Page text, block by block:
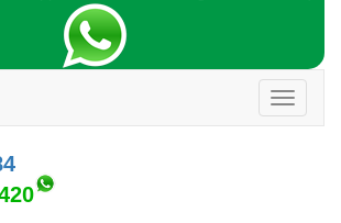
Toggle